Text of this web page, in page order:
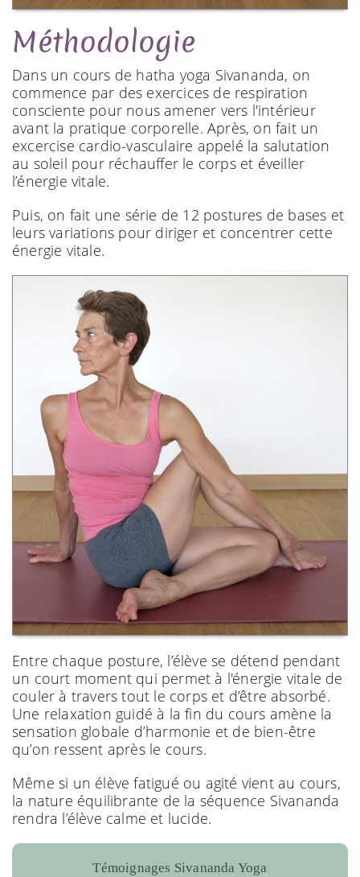
Méthodologie
Dans un cours de hatha yoga Sivananda, on
commence par des exercices de respiration
consciente pour nous amener vers l'intérieur
avant la pratique corporelle. Après, on fait un
excercise cardio-vasculaire appelé la salutation
au soleil pour réchauffer le corps et éveiller
l’énergie vitale.
Puis, on fait une série de 12 postures de bases et
leurs variations pour diriger et concentrer cette
énergie vitale.
Entre chaque posture, l’élève se détend pendant
un court moment qui permet à l'énergie vitale de
couler à travers tout le corps et d’être absorbé.
Une relaxation guidé à la fin du cours amène la
sensation globale d’harmonie et de bien-être
qu’on ressent après le cours.
Même si un élève fatigué ou agité vient au cours,
la nature équilibrante de la séquence Sivananda
rendra l’élève calme et lucide.
Témoignages Sivananda Yoga